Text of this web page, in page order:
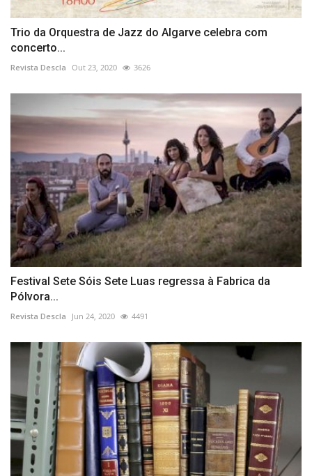
Trio da Orquestra de Jazz do Algarve celebra com
concerto...
Revista Descla Out 23, 2020 3626
Festival Sete Sóis Sete Luas regressa à Fabrica da
Pólvora...
Revista Descla Jun 24, 2020 4491